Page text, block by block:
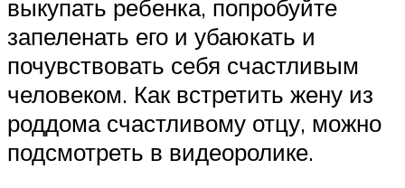
выкупать ребенка, попробуйте
запеленать его и убаюкать и
почувствовать себя счастливым
человеком. Как встретить жену из
роддома счастливому отцу, можно
подсмотреть в видеоролике.